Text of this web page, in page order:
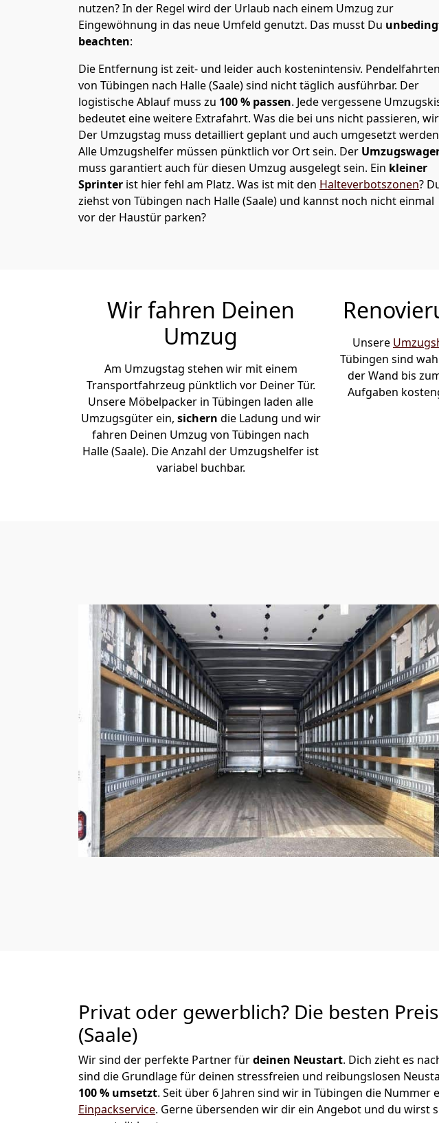
nutzen? In der Regel wird der Urlaub nach einem Umzug zur
Eingewöhnung in das neue Umfeld genutzt. Das musst Du
beachten:
Die Entfernung ist zeit- und leider auch kostenintensiv. Pendelfahrten
von Tübingen nach Halle (Saale) sind nicht täglich ausführbar. Der
logistische Ablauf muss zu 100 % passen. Jede vergessene
bedeutet eine weitere Extrafahrt. Was die bei uns nicht passieren,
Der Umzugstag muss detailliert geplant und auch umgesetzt
Alle Umzugshelfer müssen pünktlich vor Ort sein. Der
muss garantiert auch für diesen Umzug ausgelegt sein. Ein kleiner
Sprinter ist hier fehl am Platz. Was ist mit den Halteverbotszonen?
ziehst von Tübingen nach Halle (Saale) und kannst noch nicht einmal
vor der Haustür parken?
Wir fahren Deinen
Umzug
Am Umzugstag stehen wir mit einem
Transportfahrzeug pünktlich vor Deiner Tür.
Unsere Möbelpacker in Tübingen laden alle
Umzugsgüter ein, sichern die Ladung und wir
fahren Deinen Umzug von Tübingen nach
Halle (Saale). Die Anzahl der Umzugshelfer ist
variabel buchbar.
Unsere
Tübingen sind
der Wand bis
Aufgaben
Privat oder gewerblich? Die besten
(Saale)
Wir sind der perfekte Partner fürdeinen Neustart. Dich zieht es
sind die Grundlage für deinen stressfreien und reibungslosen
100 % umsetzt. Seit über 6 Jahren sind wir in Tübingen die Nummer
Einpackservice. Gerne übersenden wir dir ein Angebot und du wirst